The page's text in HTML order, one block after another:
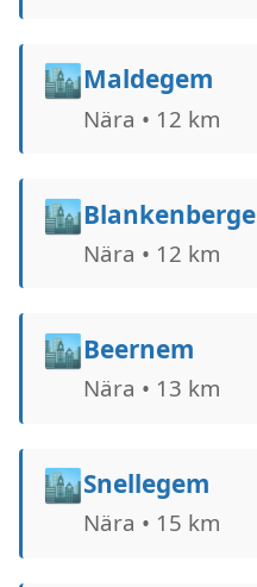
🏙️Maldegem
Nära • 12 km
🏙️Blankenberge
Nära • 12 km
🏙️Beernem
Nära • 13 km
🏙️Snellegem
Nära • 15 km